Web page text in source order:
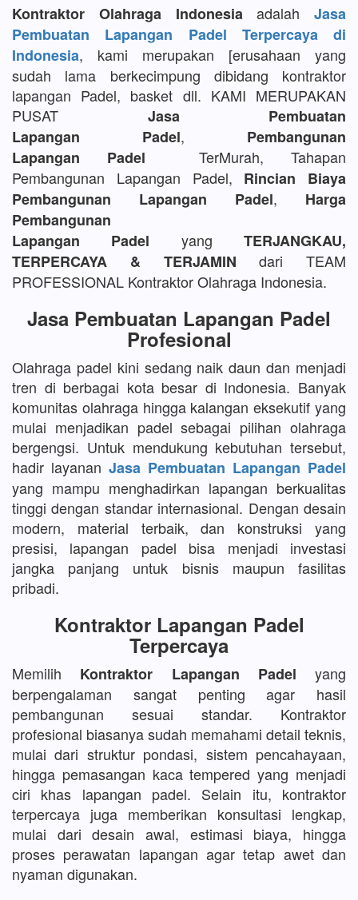
Kontraktor Olahraga Indonesia adalah Jasa
Pembuatan Lapangan Padel Terpercaya di
Indonesia, kami merupakan [erusahaan yang
sudah lama berkecimpung dibidang kontraktor
lapangan Padel, basket dll. KAMI MERUPAKAN
PUSAT Jasa Pembuatan
Lapangan Padel, Pembangunan
Lapangan Padel TerMurah, Tahapan
Pembangunan Lapangan Padel, Rincian Biaya
Pembangunan Lapangan Padel, Harga
Pembangunan
Lapangan Padel yangTERJANGKAU,
TERPERCAYA & TERJAMIN dari TEAM
PROFESSIONAL Kontraktor Olahraga Indonesia.
Jasa Pembuatan Lapangan Padel
Profesional
Olahraga padel kini sedang naik daun dan menjadi
tren di berbagai kota besar di Indonesia. Banyak
komunitas olahraga hingga kalangan eksekutif yang
mulai menjadikan padel sebagai pilihan olahraga
bergengsi. Untuk mendukung kebutuhan tersebut,
hadir layanan Jasa Pembuatan Lapangan Padel
yang mampu menghadirkan lapangan berkualitas
tinggi dengan standar internasional. Dengan desain
modern, material terbaik, dan konstruksi yang
presisi, lapangan padel bisa menjadi investasi
jangka panjang untuk bisnis maupun fasilitas
pribadi.
Kontraktor Lapangan Padel
Terpercaya
Memilih Kontraktor Lapangan Padel yang
berpengalaman sangat penting agar hasil
pembangunan sesuai standar. Kontraktor
profesional biasanya sudah memahami detail teknis,
mulai dari struktur pondasi, sistem pencahayaan,
hingga pemasangan kaca tempered yang menjadi
ciri khas lapangan padel. Selain itu, kontraktor
terpercaya juga memberikan konsultasi lengkap,
mulai dari desain awal, estimasi biaya, hingga
proses perawatan lapangan agar tetap awet dan
nyaman digunakan.